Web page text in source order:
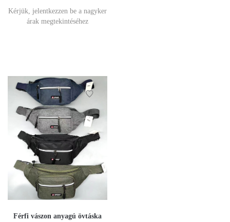
Kérjük, jelentkezzen be a nagyker
árak megtekintéséhez
Férfi vászon anyagú övtáska